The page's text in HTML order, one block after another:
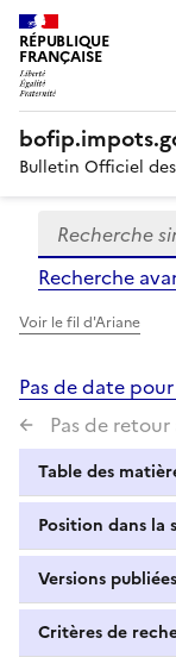
RÉPUBLIQUE
FRANÇAISE
Bulletin Officiel
Formulaire
de
recherche
Recherche
Recherche
Voir le fil d'Ariane
Pas de date
Pas de
Table des
Position dans la
Versions publiées
Critères de